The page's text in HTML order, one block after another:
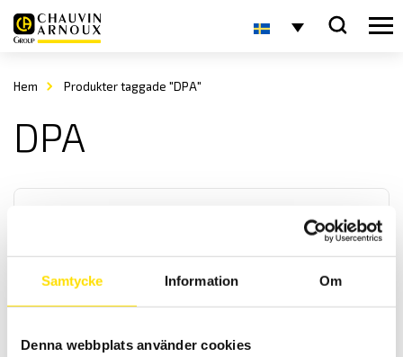
Samtycke Information Om
Denna webbplats använder cookies
Hem Produkter taggade "DPA"
DPA
Digitala panelinstrument med 4- eller 5- siffror i DIN storlek från